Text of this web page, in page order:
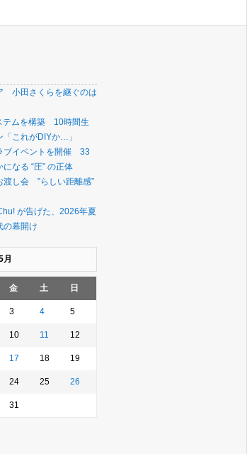
小田さくらを継ぐのは
テムを構築 10時間生
これがDIYか…」
ブイベントを開催 33
なる “圧” の正体
渡し会 ”らしい距離感”
が告げた、2026年夏
の幕開け
月
金 土 日
3 4 5
10 11 12
17 18 19
24 25 26
31